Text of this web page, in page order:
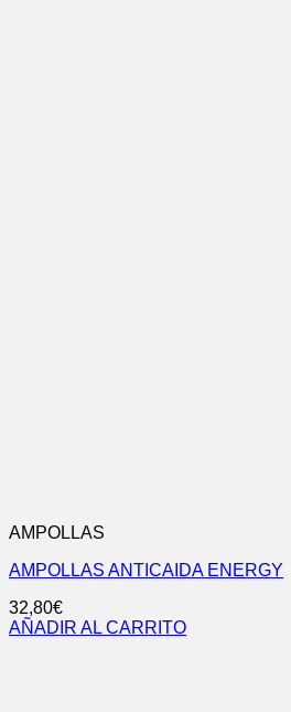
AMPOLLAS
AMPOLLAS ANTICAIDA ENERGY
32,80€
AÑADIR AL CARRITO